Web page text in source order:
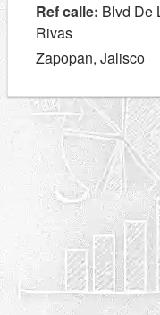
Ref calle: Blvd De
Rivas
Zapopan, Jalisco